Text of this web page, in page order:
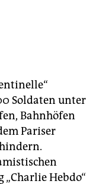
Soldaten unter
Bahnhöfen
Pariser
Hebdo“